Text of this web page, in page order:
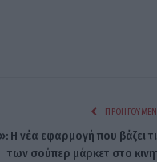
Η νέα εφαρμογή που βάζει
των σούπερ μάρκετ στο